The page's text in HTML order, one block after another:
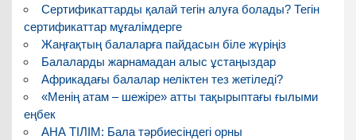
Сертификаттарды қалай тегін алуға болады? Тегін
сертификаттар мұғалімдерге
Жаңғақтың балаларға пайдасын біле жүріңіз
Балаларды жарнамадан алыс ұстаңыздар
Африкадағы балалар неліктен тез жетіледі?
«Менің атам – шежіре» атты тақырыптағы ғылыми
еңбек
АНА ТІЛІМ: Бала тәрбиесіндегі орны